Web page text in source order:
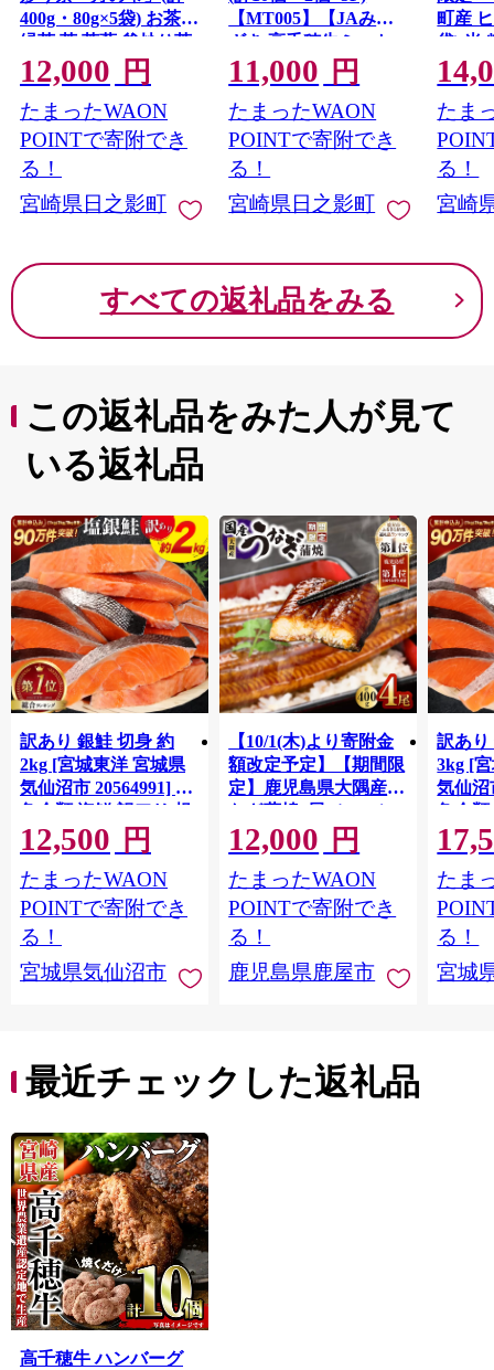
400g・80g×5袋) お茶
緑茶 茶 茶葉 釜炒り茶
有機栽培 オーガニッ
ク 有機JAS認証
【IS022】【一心園】
12,000 円
たまったWAON
POINTで寄附でき
る！
宮崎県日之影町
【MT005】【JAみや
ざき 高千穂牛ミート
センター】
11,000 円
たまったWAON
POINTで寄附でき
る！
宮崎県日之影町
町産
袋) 米
ん 白
【株式
グリ
たま
る！
宮崎
すべての返礼品をみる
この返礼品をみた人が見て
いる返礼品
訳あり 銀鮭 切身 約
2kg [宮城東洋 宮城県
気仙沼市 20564991] 鮭
魚介類 海鮮 訳アリ 規
格外 不揃い さけ サケ
鮭切身 シャケ 切り身
冷凍 家庭用 おかず 弁
当 支援 サーモン 銀鮭
切り身 魚 わけあり
12,500 円
たまったWAON
POINTで寄附でき
る！
宮城県気仙沼市
【10/1(木)より寄附金
額改定予定】【期間限
定】鹿児島県大隅産う
なぎ蒲焼4尾（400g）
12,000 円
たまったWAON
POINTで寄附でき
る！
鹿児島県鹿屋市
訳あり
3kg [
気仙沼
魚介
格外
鮭切身
冷凍
当 支
切り
たま
る！
宮城
最近チェックした返礼品
高千穂牛 ハンバーグ